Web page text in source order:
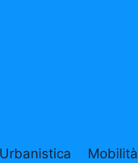
Urbanistica Mobilità